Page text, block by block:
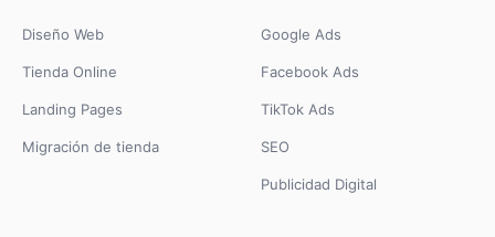
Diseño Web
Tienda Online
Landing Pages
Migración de tienda
Google Ads
Facebook Ads
TikTok Ads
SEO
Publicidad Digital